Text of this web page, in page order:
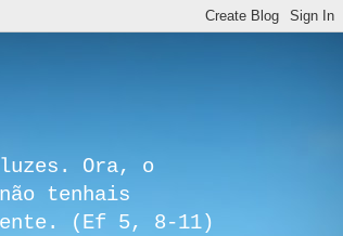
Ora, o
tenhais
(Ef 5, 8-11)